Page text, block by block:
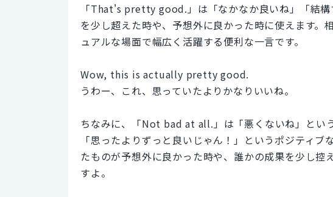
「That's pretty good.」は「なかなか良いね」「結
を少し超えた時や、予想外に良かった時に使えます。
ュアルな場面で幅広く活躍する便利な一言です。
Wow, this is actually pretty good.
うわー、これ、思っていたよりかなりいいね。
ちなみに、「Not bad at all.」は「悪くないね」とい
「思ったよりずっと良いじゃん！」というポジティ
たものが予想外に良かった時や、誰かの成果を少し
すよ。